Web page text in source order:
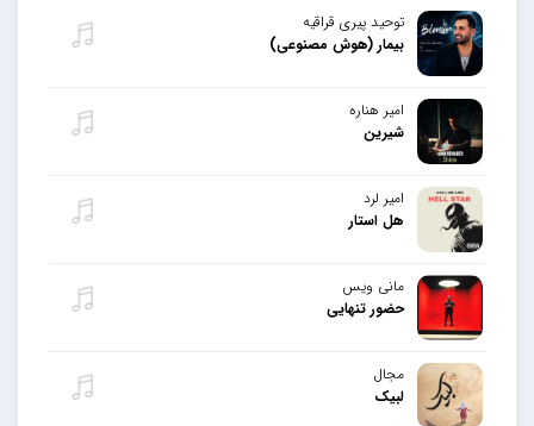
توحید پیری قراقیه
بیمار (هوش مصنوعی)
امیر هناره
شیرین
امیر لرد
هل استار
مانی ویس
حضور تنهایی
مجال
لبیک